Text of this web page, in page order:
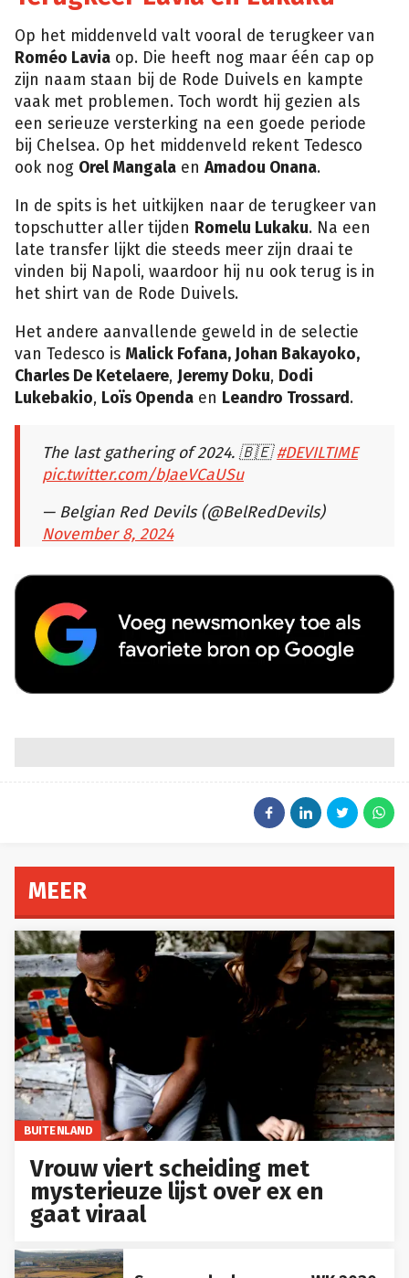
Op het middenveld valt vooral de terugkeer van
Roméo Lavia op. Die heeft nog maar één cap op
zijn naam staan bij de Rode Duivels en kampte
vaak met problemen. Toch wordt hij gezien als
een serieuze versterking na een goede periode
bij Chelsea. Op het middenveld rekent Tedesco
ook nog Orel Mangala en Amadou Onana.
In de spits is het uitkijken naar de terugkeer van
topschutter aller tijden Romelu Lukaku. Na een
late transfer lijkt die steeds meer zijn draai te
vinden bij Napoli, waardoor hij nu ook terug is in
het shirt van de Rode Duivels.
Het andere aanvallende geweld in de selectie
van Tedesco is Malick Fofana, Johan Bakayoko,
Charles De Ketelaere, Jeremy Doku, Dodi
Lukebakio, Loïs Openda en Leandro Trossard.
The last gathering of 2024. 🇧🇪#DEVILTIME
pic.twitter.com/bJaeVCaUSu
— Belgian Red Devils (@BelRedDevils)
November 8, 2024
MEER
BUITENLAND
Vrouw viert scheiding met
mysterieuze lijst over ex en
gaat viraal